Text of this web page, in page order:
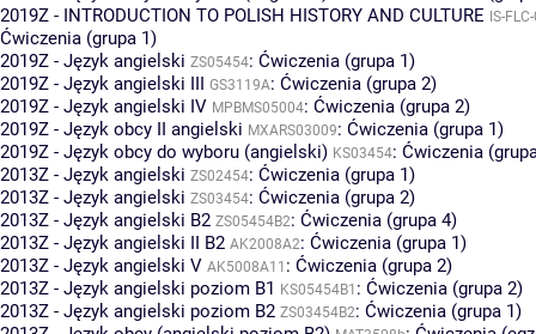
2019Z - INTRODUCTION TO POLISH HISTORY AND CULTURE IS-
Ćwiczenia (grupa 1)
2019Z - Język angielski ZS05454: Ćwiczenia (grupa 1)
2019Z - Język angielski III GS3119A: Ćwiczenia (grupa 2)
2019Z - Język angielski IV MPBMS05004: Ćwiczenia (grupa 2)
2019Z - Język obcy II angielski MXARS03009: Ćwiczenia (grupa 1)
2019Z - Język obcy do wyboru (angielski) KS03454: Ćwiczenia
2013Z - Język angielski ZS02454: Ćwiczenia (grupa 1)
2013Z - Język angielski ZS03454: Ćwiczenia (grupa 2)
2013Z - Język angielski B2 ZS05454B2: Ćwiczenia (grupa 4)
2013Z - Język angielski II B2 AK2008A2: Ćwiczenia (grupa 1)
2013Z - Język angielski V AK5008A11 : Ćwiczenia (grupa 2)
2013Z - Język angielski poziom B1 KS05454B1 : Ćwiczenia (grupa 2)
2013Z - Język angielski poziom B2 ZS03454B2: Ćwiczenia (grupa 1)